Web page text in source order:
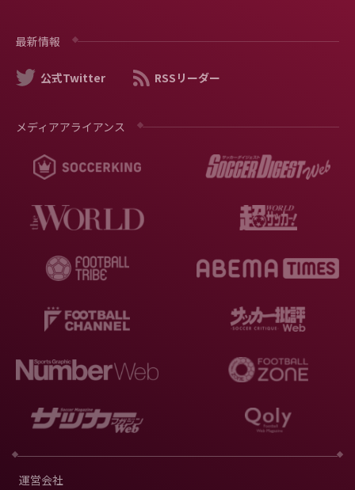
最新情報
公式Twitter RSSリーダー
メディアアライアンス
運営会社